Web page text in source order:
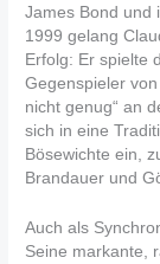
James Bond und
1999 gelang
Erfolg: Er spielte
Gegenspieler
nicht genug“ an
sich in eine
Bösewichte ein,
Brandauer und
Auch als
Seine markante,